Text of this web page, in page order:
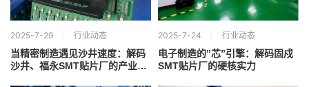
2025-7-29 行业动态
当精密制造遇见沙井速度：解码
沙井、福永SMT贴片厂的产业新
2025-7-24 行业动态
电子制造的”芯”引擎：解码固戍
SMT贴片厂的硬核实力